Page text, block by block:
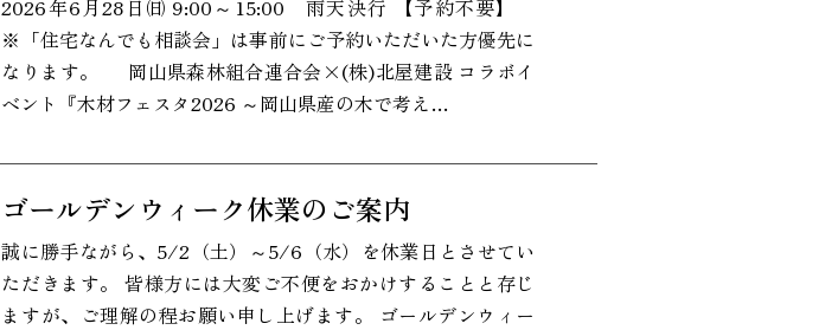
2026年6月28日㈰ 9:00～15:00 雨天決行 【予約不要】
※「住宅なんでも相談会」は事前にご予約いただいた方優先に
なります。 岡山県森林組合連合会×(株)北屋建設 コラボイ
ベント『木材フェスタ2026 ～岡山県産の木で考え…
ゴールデンウィーク休業のご案内
誠に勝手ながら、5/2（土）～5/6（水）を休業日とさせてい
ただきます。 皆様方には大変ご不便をおかけすることと存じ
ますが、ご理解の程お願い申し上げます。 ゴールデンウィー